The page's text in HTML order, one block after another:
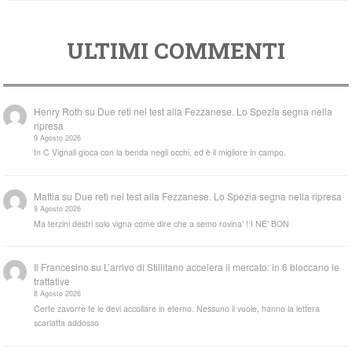
ULTIMI COMMENTI
Henry Roth su Due reti nel test alla Fezzanese. Lo Spezia segna nella
ripresa
9 Agosto 2026
In C Vignali gioca con la benda negli occhi, ed è il migliore in campo.
Mattia su Due reti nel test alla Fezzanese. Lo Spezia segna nella ripresa
9 Agosto 2026
Ma terzini destri solo vigna come dire che a semo rovina' ! I NE' BON
Il Francesino su L’arrivo di Stillitano accelera il mercato: in 6 bloccano le
trattative
8 Agosto 2026
Certe zavorre te le devi accollare in eterno. Nessuno li vuole, hanno la lettera
scarlatta addosso